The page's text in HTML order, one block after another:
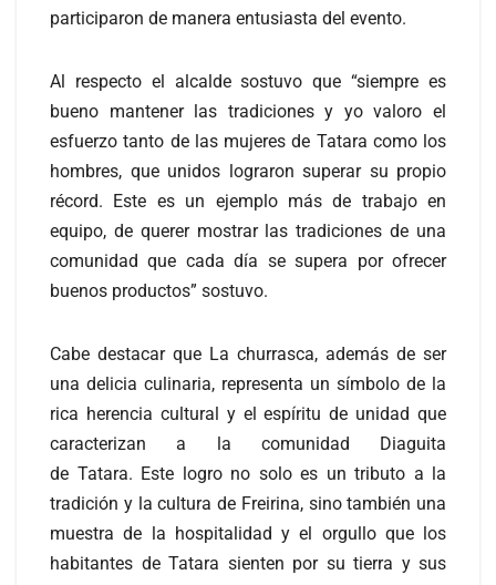
participaron de manera entusiasta del evento.
Al respecto el alcalde sostuvo que “siempre es
bueno mantener las tradiciones y yo valoro el
esfuerzo tanto de las mujeres de Tatara como los
hombres, que unidos lograron superar su propio
récord. Este es un ejemplo más de trabajo en
equipo, de querer mostrar las tradiciones de una
comunidad que cada día se supera por ofrecer
buenos productos” sostuvo.
Cabe destacar que La churrasca, además de ser
una delicia culinaria, representa un símbolo de la
rica herencia cultural y el espíritu de unidad que
caracterizan a la comunidad Diaguita
de Tatara. Este logro no solo es un tributo a la
tradición y la cultura de Freirina, sino también una
muestra de la hospitalidad y el orgullo que los
habitantes de Tatara sienten por su tierra y sus